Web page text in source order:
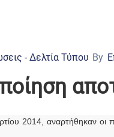
- Δελτία Τύπου By
2014, αναρτήθηκαν οι